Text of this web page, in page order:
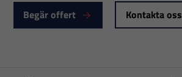
Begär offert Kontakta oss